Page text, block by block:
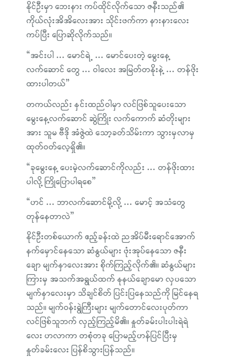
နိုင်ဦးမှာ ဘေးနား ကပ်ထိုင်လိုက်သော ဇနီးသည်၏
ကိုယ်လုံးအိအိလေးအား သိုင်းဖက်ကာ နားနားလေး
ကပ်ပြီး ပြောဆိုလိုက်သည်။
“အင်းပါ … မောင်ရဲ့ … မောင်ပေးတဲ့ မွေးနေ့
လက်ဆောင် တွေ … ဝါလေး အမြတ်တနိုးနဲ့ … တန်ဖိုး
ထားပါတယ်”
တကယ်လည်း နှင်းထည်ဝါမှာ လင်ဖြစ်သူပေးသော
မွေးနေ့လက်ဆောင် ဆွဲကြိုး လက်ကောက် ဆံတိုးများ
အား သူမ ဗီဒို အံဇွဲထဲ သော့ခတ်သိမ်းကာ သွားမှလာမှ
ထုတ်ဝတ်လေ့ရှိ၏။
“ခုမွေးနေ့ ပေးမဲ့လက်ဆောင်ကိုလည်း … တန်ဖိုးထား
ပါလို့ ကြိုပြောပါရစေ”
“ဟင် … ဘာလက်ဆောင်မို့လို့ … မောင့် အသံတွေ
တုန်နေတာလဲ”
နိုင်ဦးတစ်ယောက် ဧည့်ခန်းထဲ ညအိပ်မီးရောင်အောက်
နက်မှောင်နေသော ဆံနွယ်များ ဖုံးအုပ်နေသော ဇနီး
ချော မျက်နှာလေးအား စိုက်ကြည့်လိုက်၏။ ဆံနွယ်များ
ကြားမှ အသက်အရွယ်ထက် နုနယ်ချောမော လှပသော
မျက်နှာလေးမှာ သိချင်စိတ် ပြင်းပြနေသည်ကို မြင်နေရ
သည်။ မျက်ဝန်းရွဲကြီးများ မျက်တောင်လေးပုတ်ကာ
လင်ဖြစ်သူဘက် လှည့်ကြည့်မိ၏။ နှုတ်ခမ်းပါးပါးရဲရဲ
လေး ဟလာကာ တစုံတခု ပြောမည့်ဟန်ပြင်ပြီးမှ
နှုတ်ခမ်းလေး ပြန်စိသွားပြန်သည်။